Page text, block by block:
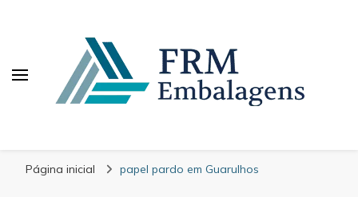
Página inicial papel pardo em Guarulhos